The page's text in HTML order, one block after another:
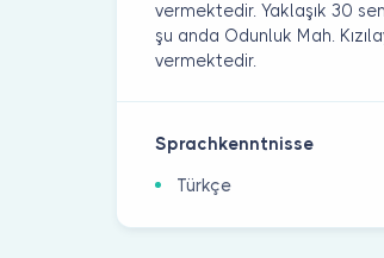
vermektedir. Yaklaşık 30
şu anda Odunluk Mah.
vermektedir.
Sprachkenntnisse
Türkçe